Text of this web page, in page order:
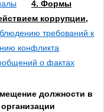
4. Формы
коррупции,
требований к
конфликта
о фактах
должности в